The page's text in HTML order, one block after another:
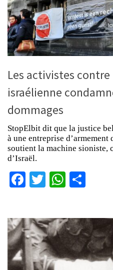
Les activistes
israélienne
dommages
StopElbit dit que la justice
à une entreprise d’armement
soutient la machine sioniste,
d’Israël.
Facebook
Twitter